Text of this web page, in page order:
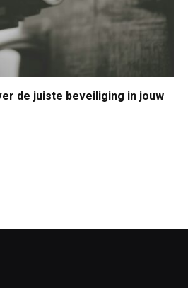
de juiste beveiliging in jouw